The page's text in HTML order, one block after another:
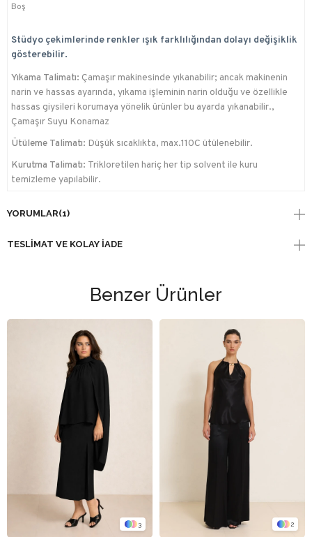
Boş
Stüdyo çekimlerinde renkler ışık farklılığından dolayı değişiklik
gösterebilir.
Yıkama Talimatı: Çamaşır makinesinde yıkanabilir; ancak makinenin
narin ve hassas ayarında, yıkama işleminin narin olduğu ve özellikle
hassas giysileri korumaya yönelik ürünler bu ayarda yıkanabilir.,
Çamaşır Suyu Konamaz
Ütüleme Talimatı: Düşük sıcaklıkta, max.110C ütülenebilir.
Kurutma Talimatı: Trikloretilen hariç her tip solvent ile kuru
temizleme yapılabilir.
YORUMLAR(1)
TESLIMAT VE KOLAY İADE
Benzer Ürünler
3 2